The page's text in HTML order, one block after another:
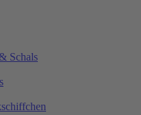
Schals